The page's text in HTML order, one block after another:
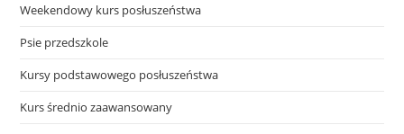
Weekendowy kurs posłuszeństwa
Psie przedszkole
Kursy podstawowego posłuszeństwa
Kurs średnio zaawansowany